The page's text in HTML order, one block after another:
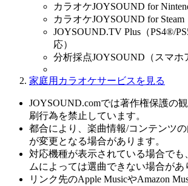
カラオケJOYSOUND for
カラオケJOYSOUND for Steam
JOYSOUND.TV Plus（PS4®/
応）
分析採点JOYSOUND（スマホ
家庭用カラオケサービスを見る
JOYSOUND.comでは著作権保護の
刷行為を禁止しています。
都合により、楽曲情報/コンテンツ
が変更となる場合があります。
対応機種が表示されている場合でも
ムによっては選曲できない場合があ
リンク先のApple MusicやAmazon